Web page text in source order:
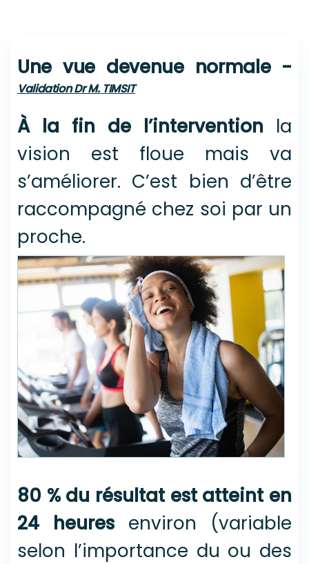
Une vue devenue normale-
Validation Dr M. TIMSIT
À la fin de l’intervention la
vision est floue mais va
s’améliorer. C’est bien d’être
raccompagné chez soi par un
proche.
80 % du résultat est atteint en
24 heures environ (variable
selon l’importance du ou des